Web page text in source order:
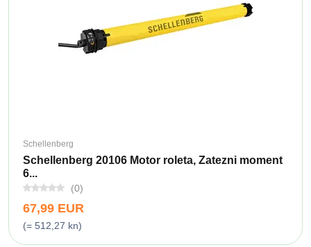
Schellenberg
Schellenberg 20106 Motor roleta, Zatezni moment
6...
(0)
67,99 EUR
(= 512,27 kn)